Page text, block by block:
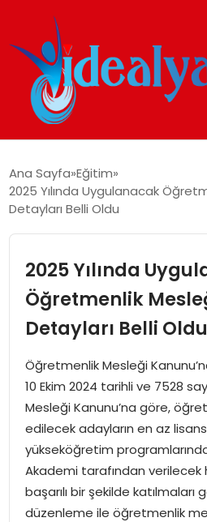
GÜNDEM
İDEAL YAŞAM
İDEAL SPOR
YAŞAM
MAGAZIN
SAĞLIK
SOSYAL HABER
Ana Sayfa Eğitim
2025 Yılında Uygulanacak
Detayları Belli Oldu
2025 Yılında
Öğretmenlik
Detayları Belli Oldu
Öğretmenlik Mesleği
10 Ekim 2024 tarihli ve 7528
Mesleği Kanunu’na göre,
edilecek adayların en az
yükseköğretim
Akademi tarafından verilecek
başarılı bir şekilde katılmaları
düzenleme ile öğretmenlik